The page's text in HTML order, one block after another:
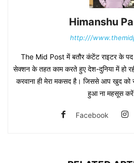
Himanshu
http:///
The Mid Post में बतौर कंटेंट राइटर के
सेक्शन के तहत काम करते हुए देश-दुनिया में हो
करवाना ही मेरा मकसद है। जिससे आप खुद को
हुआ ना महसूस
Facebook